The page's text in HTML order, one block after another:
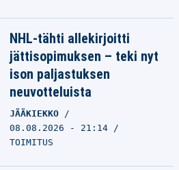
NHL-tähti allekirjoitti
jättisopimuksen – teki nyt
ison paljastuksen
neuvotteluista
JÄÄKIEKKO
08.08.2026 - 21:14
TOIMITUS